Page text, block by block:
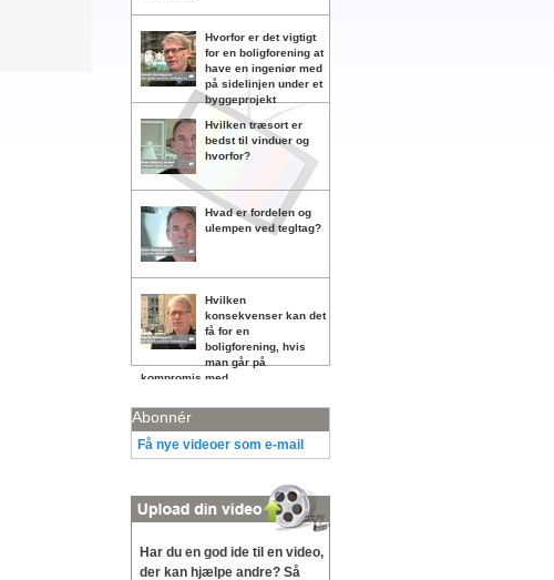
Hvorfor er det vigtigt
for en boligforening at
have en ingeniør med
på sidelinjen under et
byggeprojekt
Hvilken træsort er
bedst til vinduer og
hvorfor?
Hvad er fordelen og
ulempen ved tegltag?
Hvilken
konsekvenser kan det
få for en
boligforening, hvis
man går på
kompromis med
Abonnér
Få nye videoer som e-mail
Har du en god ide til en video,
der kan hjælpe andre? Så